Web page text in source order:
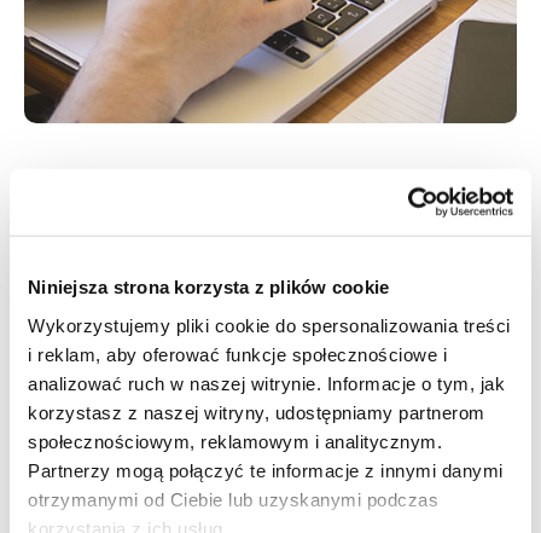
Niniejsza strona korzysta z plików cookie
Wykorzystujemy pliki cookie do spersonalizowania treści
i reklam, aby oferować funkcje społecznościowe i
analizować ruch w naszej witrynie. Informacje o tym, jak
korzystasz z naszej witryny, udostępniamy partnerom
społecznościowym, reklamowym i analitycznym.
Partnerzy mogą połączyć te informacje z innymi danymi
otrzymanymi od Ciebie lub uzyskanymi podczas
korzystania z ich usług.
Zbiorniki piwa - pod nadzorem
"Zaletą tego rozwiązania jest bardzo szybka reakcja i długa
żywotność baterii. Z firmy TLV s.r.o. oraz ich systemu GPS
Nadzór jesteśmy zadowoleni, zwłaszcza z ich podejściem do